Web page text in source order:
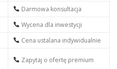
Darmowa konsultacja
Wycena dla inwestycji
Cena ustalana indywidualnie
Zapytaj o ofertę premium